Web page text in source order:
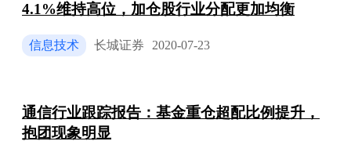
4.1%维持高位，加仓股行业分配更加均衡
信息技术 长城证券 2020-07-23
通信行业跟踪报告：基金重仓超配比例提升，
抱团现象明显